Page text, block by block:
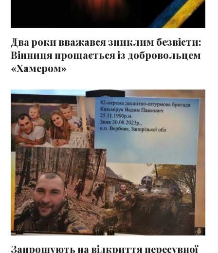
Два роки вважався зниклим безвісти:
Вінниця прощається із добровольцем
«Хамером»
Запрошують на відкриття пересувної